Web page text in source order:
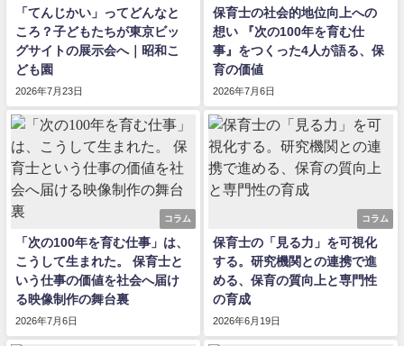
「てんじかい」ってどんなと
ころ？子どもたちが東京ビッ
グサイトの展示会へ｜昭和こ
ども園
2026年7月23日
保育士の社会的地位向上への
想い 『次の100年を育む仕
事』をつくった4人が語る、保
育の価値
2026年7月6日
コラム
「次の100年を育む仕事」は、
こうして生まれた。 保育士と
いう仕事の価値を社会へ届け
る映像制作の舞台裏
2026年7月6日
コラム
保育士の「見る力」を可視化
する。研究機関との連携で進
める、保育の質向上と専門性
の育成
2026年6月19日